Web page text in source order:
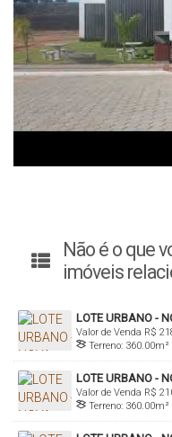
Não é o que
imóveis
LOTE URBANO -
DE BAIXO
R$
Valor de Venda
Santa Catarina,
Terreno: 360.00m²
Direito: 24.00m ,
LOTE URBANO -
DE BAIXO
R$
Valor de Venda
Santa Catarina,
Terreno: 360.00m²
Direito: 30.00m ,